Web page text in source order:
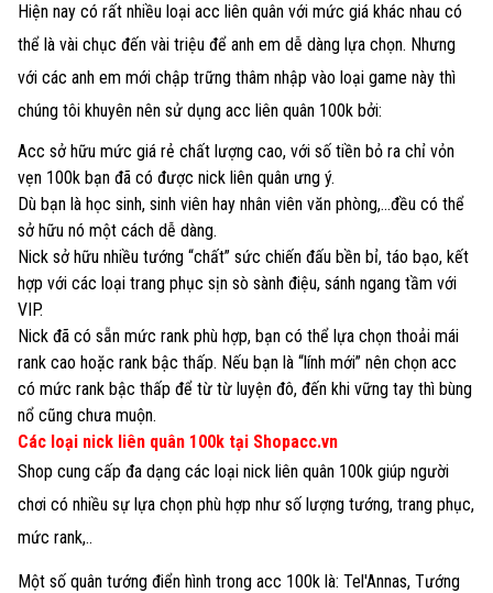
Hiện nay có rất nhiều loại acc liên quân với mức giá khác nhau có
thể là vài chục đến vài triệu để anh em dễ dàng lựa chọn. Nhưng
với các anh em mới chập trững thâm nhập vào loại game này thì
chúng tôi khuyên nên sử dụng acc liên quân 100k bởi:
Acc sở hữu mức giá rẻ chất lượng cao, với số tiền bỏ ra chỉ vỏn
vẹn 100k bạn đã có được nick liên quân ưng ý.
Dù bạn là học sinh, sinh viên hay nhân viên văn phòng,...đều có thể
sở hữu nó một cách dễ dàng.
Nick sở hữu nhiều tướng “chất” sức chiến đấu bền bỉ, táo bạo, kết
hợp với các loại trang phục sịn sò sành điệu, sánh ngang tầm với
VIP.
Nick đã có sẵn mức rank phù hợp, bạn có thể lựa chọn thoải mái
rank cao hoặc rank bậc thấp. Nếu bạn là “lính mới” nên chọn acc
có mức rank bậc thấp để từ từ luyện đô, đến khi vững tay thì bùng
nổ cũng chưa muộn.
Các loại nick liên quân 100k tại Shopacc.vn
Shop cung cấp đa dạng các loại nick liên quân 100k giúp người
chơi có nhiều sự lựa chọn phù hợp như số lượng tướng, trang phục,
mức rank,..
Một số quân tướng điển hình trong acc 100k là: Tel'Annas, Tướng